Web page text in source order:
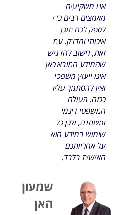
אנו משקיעים
מאמצים רבים כדי
לספק לכם תוכן
איכותי ומדויק. עם
זאת, חשוב להדגיש
שהמידע המובא כאן
אינו ייעוץ משפטי
ואין להסתמך עליו
ככזה. העולם
המשפטי דינמי
ומשתנה, ולכן כל
שימוש במידע הוא
על אחריותכם
האישית בלבד.
שמעון
האן